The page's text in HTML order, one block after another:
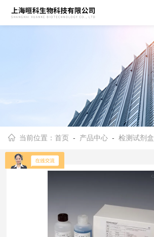
当前位置：首页 - 产品中心 -检测试剂盒